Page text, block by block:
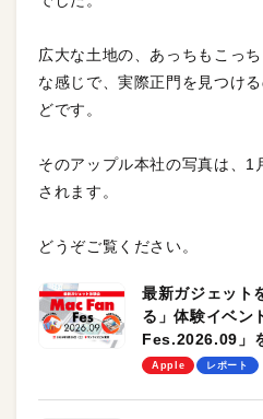
広大な土地の、あっちもこっ
な感じで、実際正門を見つけ
どです。
そのアップル本社の写真は、
されます。
どうぞご覧ください。
最新ガジェット
る」体験イベン
Fes.2026.09」
します！
Apple レポート